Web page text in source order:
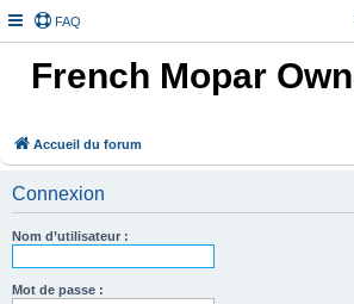
FAQ
French Mopar
Accueil du forum
Connexion
Nom d’utilisateur :
Mot de passe :